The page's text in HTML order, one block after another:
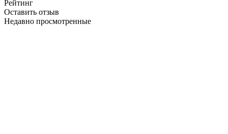
Рейтинг
Оставить отзыв
Недавно просмотренные